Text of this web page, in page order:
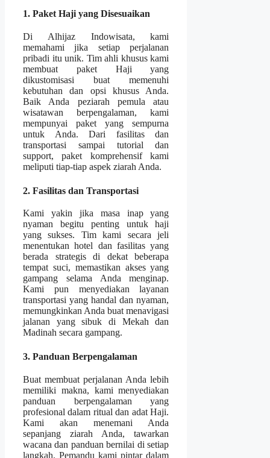
1. Paket Haji yang Disesuaikan
Di Alhijaz Indowisata, kami
memahami jika setiap perjalanan
pribadi itu unik. Tim ahli khusus kami
membuat paket Haji yang
dikustomisasi buat memenuhi
kebutuhan dan opsi khusus Anda.
Baik Anda peziarah pemula atau
wisatawan berpengalaman, kami
mempunyai paket yang sempurna
untuk Anda. Dari fasilitas dan
transportasi sampai tutorial dan
support, paket komprehensif kami
meliputi tiap-tiap aspek ziarah Anda.
2. Fasilitas dan Transportasi
Kami yakin jika masa inap yang
nyaman begitu penting untuk haji
yang sukses. Tim kami secara jeli
menentukan hotel dan fasilitas yang
berada strategis di dekat beberapa
tempat suci, memastikan akses yang
gampang selama Anda menginap.
Kami pun menyediakan layanan
transportasi yang handal dan nyaman,
memungkinkan Anda buat menavigasi
jalanan yang sibuk di Mekah dan
Madinah secara gampang.
3. Panduan Berpengalaman
Buat membuat perjalanan Anda lebih
memiliki makna, kami menyediakan
panduan berpengalaman yang
profesional dalam ritual dan adat Haji.
Kami akan menemani Anda
sepanjang ziarah Anda, tawarkan
wacana dan panduan bernilai di setiap
langkah. Pemandu kami pintar dalam